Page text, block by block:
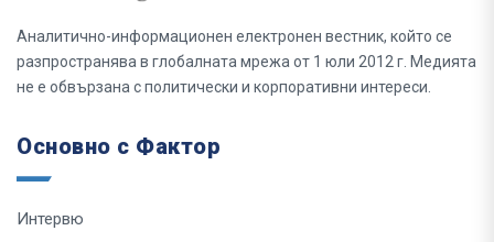
Аналитично-информационен електронен вестник, който се
разпространява в глобалната мрежа от 1 юли 2012 г. Медията
не е обвързана с политически и корпоративни интереси.
Основно с Фактор
Интервю